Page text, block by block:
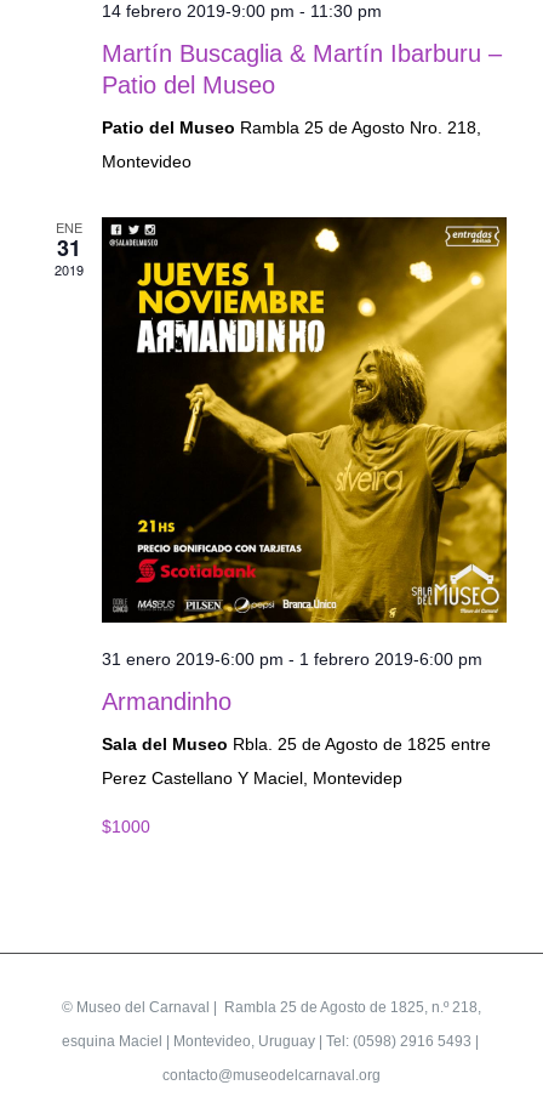
14 febrero 2019-9:00 pm - 11:30 pm
Martín Buscaglia & Martín Ibarburu –
Patio del Museo
Patio del Museo Rambla 25 de Agosto Nro. 218,
Montevideo
ENE
31
2019
31 enero 2019-6:00 pm - 1 febrero 2019-6:00 pm
Armandinho
Sala del Museo Rbla. 25 de Agosto de 1825 entre
Perez Castellano Y Maciel, Montevidep
$1000
© Museo del Carnaval
| Rambla 25 de Agosto de 1825, n.º 218,
esquina Maciel | Montevideo, Uruguay | Tel: (0598) 2916 5493 |
contacto@museodelcarnaval.org